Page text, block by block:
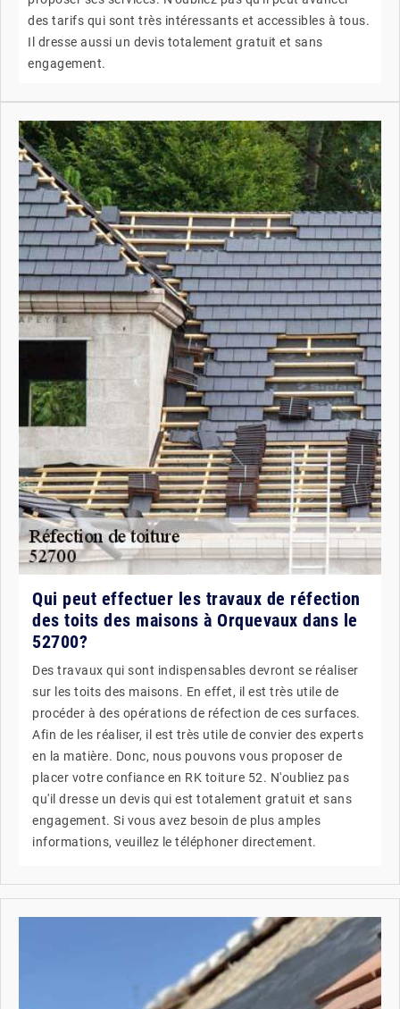
des tarifs qui sont très intéressants et accessibles à tous.
Il dresse aussi un devis totalement gratuit et sans
engagement.
Qui peut effectuer les travaux de réfection
des toits des maisons à Orquevaux dans le
52700?
Des travaux qui sont indispensables devront se réaliser
sur les toits des maisons. En effet, il est très utile de
procéder à des opérations de réfection de ces surfaces.
Afin de les réaliser, il est très utile de convier des experts
en la matière. Donc, nous pouvons vous proposer de
placer votre confiance en RK toiture 52. N'oubliez pas
qu'il dresse un devis qui est totalement gratuit et sans
engagement. Si vous avez besoin de plus amples
informations, veuillez le téléphoner directement.